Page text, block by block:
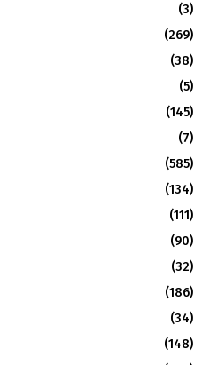
(3)
(269)
(38)
(5)
(145)
(7)
(585)
(134)
(111)
(90)
(32)
(186)
(34)
(148)